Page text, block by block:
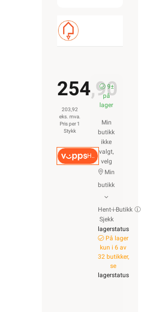
254,90
203,92
eks. mva.
Pris per 1
Stykk
Hurtigkasse
9±
på
lager
Min
butikk
ikke
valgt,
velg
Min
butikk
Hent-i-Butikk
Sjekk
lagerstatus
På lager
kun i 6 av
32 butikker,
se
lagerstatus